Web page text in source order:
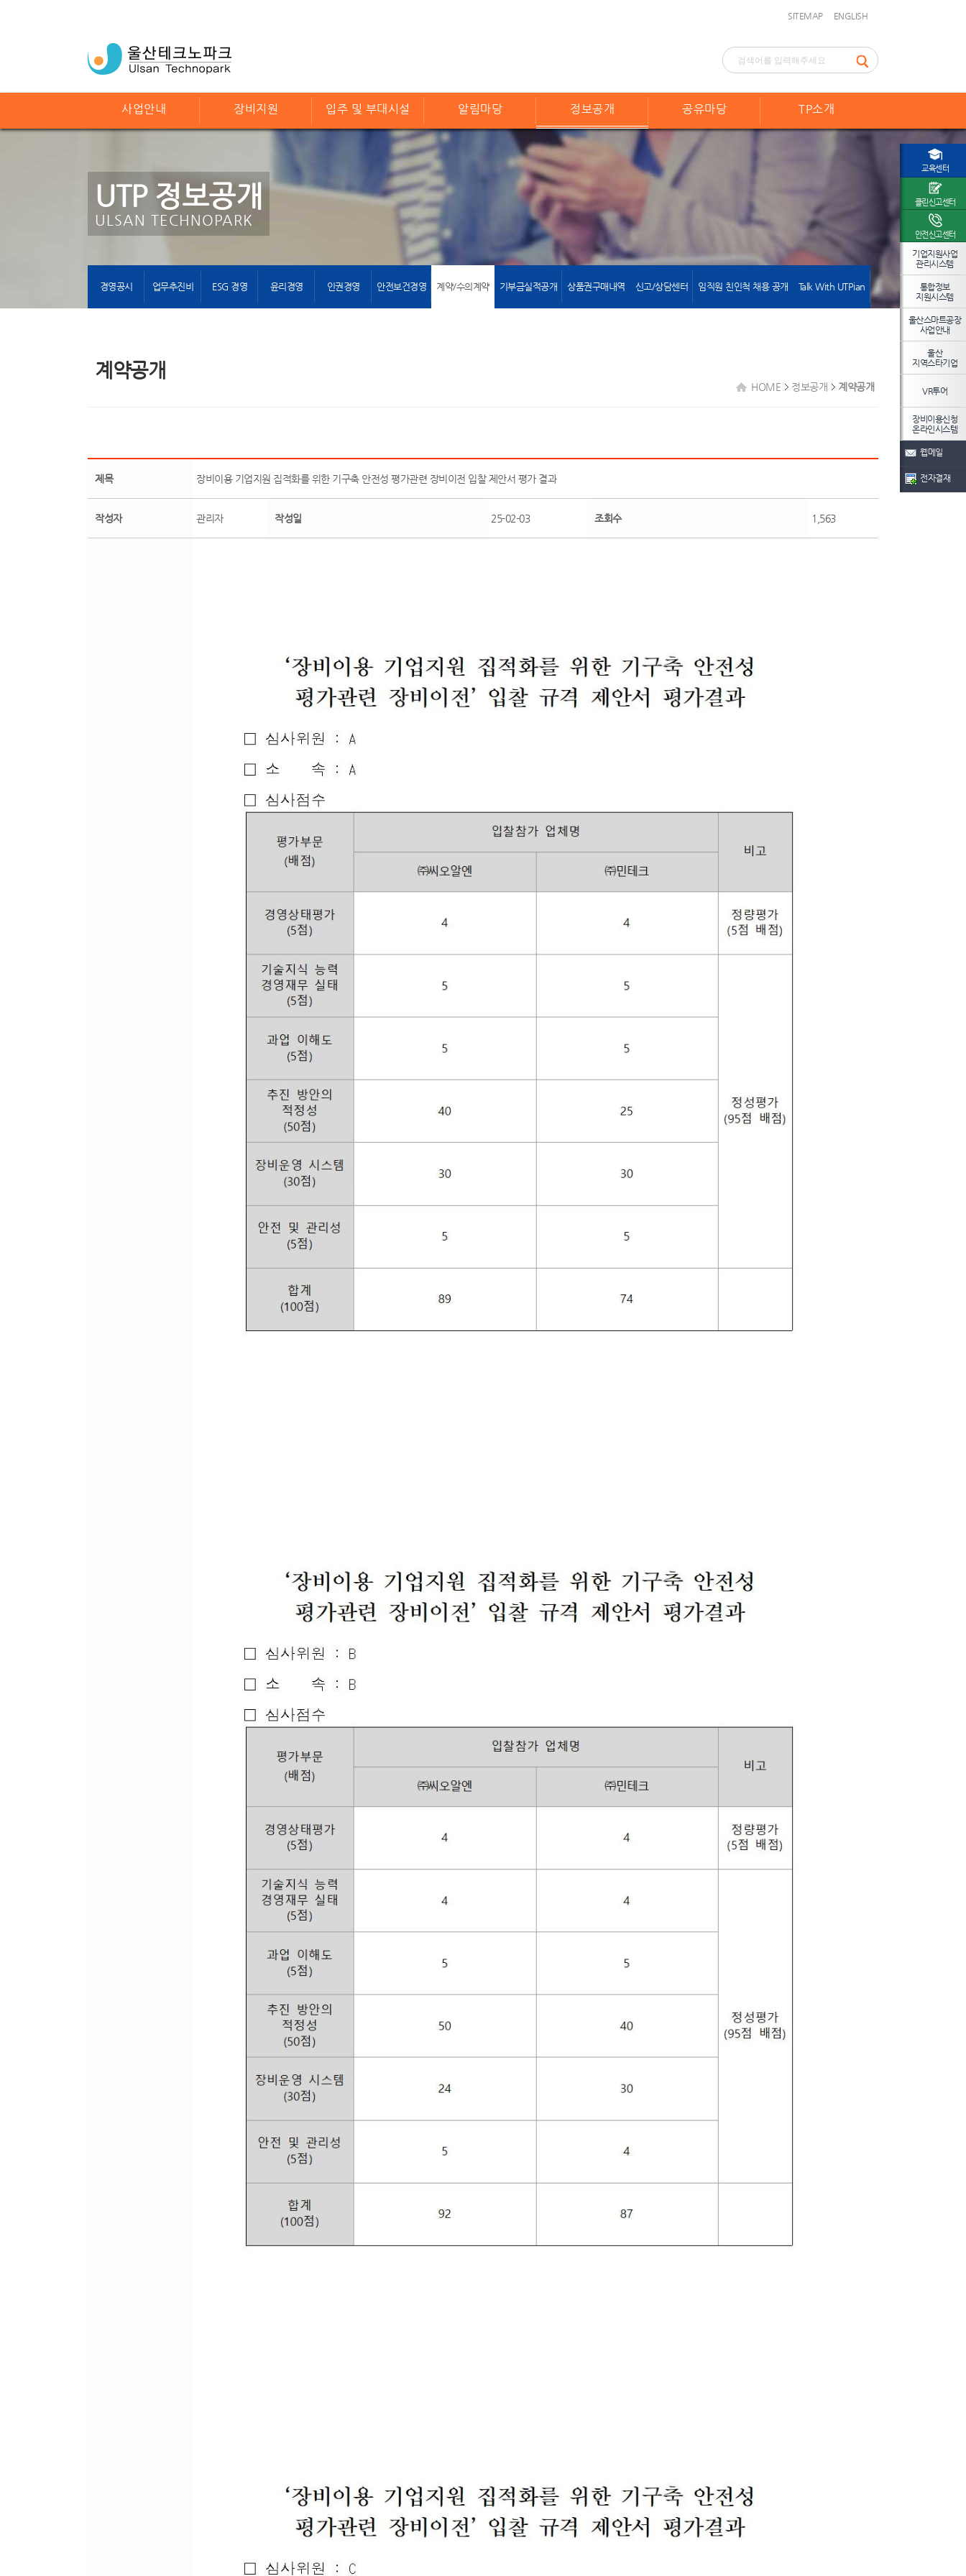
SITEMAP ENGLISH
사업안내 장비지원 입주 및 부대시설 알림마당 정보공개 공유마당 TP소개
UTP 정보공개
ULSAN TECHNOPARK
경영공시 업무추진비 ESG 경영 윤리경영 인권경영 안전보건경영 계약/수의계약 기부금실적공개 상품권구매내역 신고/상담센터 임직원 친인척 채용 공개 Talk With UTPian
계약공개
HOME 정보공개 계약공개
제목 장비이용 기업지원 집적화를 위한 기구축 안전성 평가관련 장비이전 입찰 제안서 평가 결과
작성자 관리자 작성일 25-02-03 조회수 1,563
교육센터
클린신고센터
안전신고센터
기업지원사업
관리시스템
통합정보
지원시스템
울산스마트공장
사업안내
울산
지역스타기업
VR투어
장비이용신청
온라인시스템
웹메일
전자결재